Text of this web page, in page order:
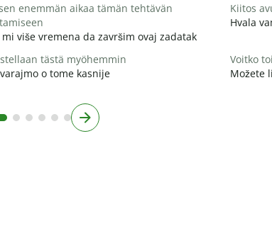
enemmän aikaa tämän tehtävän
više vremena da završim ovaj zadatak
Kiitos
Hvala
tästä myöhemmin
o tome kasnije
Voitko
Možete